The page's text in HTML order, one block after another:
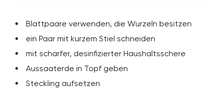
Blattpaare verwenden, die Wurzeln besitzen
ein Paar mit kurzem Stiel schneiden
mit scharfer, desinfizierter Haushaltsschere
Aussaaterde in Topf geben
Steckling aufsetzen